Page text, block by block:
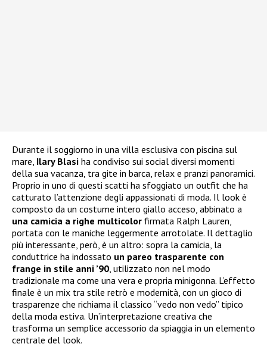
Durante il soggiorno in una villa esclusiva con piscina sul
mare, Ilary Blasi ha condiviso sui social diversi momenti
della sua vacanza, tra gite in barca, relax e pranzi panoramici.
Proprio in uno di questi scatti ha sfoggiato un outfit che ha
catturato l’attenzione degli appassionati di moda. Il look è
composto da un costume intero giallo acceso, abbinato a
una camicia a righe multicolor firmata Ralph Lauren,
portata con le maniche leggermente arrotolate. Il dettaglio
più interessante, però, è un altro: sopra la camicia, la
conduttrice ha indossato un pareo trasparente con
frange in stile anni ’90, utilizzato non nel modo
tradizionale ma come una vera e propria minigonna. L’effetto
finale è un mix tra stile retrò e modernità, con un gioco di
trasparenze che richiama il classico “vedo non vedo” tipico
della moda estiva. Un’interpretazione creativa che
trasforma un semplice accessorio da spiaggia in un elemento
centrale del look.